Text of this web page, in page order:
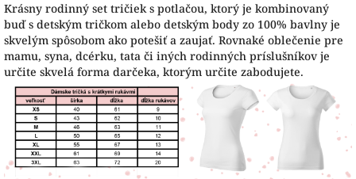
Krásny rodinný set tričiek s potlačou, ktorý je kombinovaný
buď s detským tričkom alebo detským body zo 100% bavlny je
skvelým spôsobom ako potešiť a zaujať. Rovnaké oblečenie pre
mamu, syna, dcérku, tata či iných rodinných príslušníkov je
určite skvelá forma darčeka, ktorým určite zabodujete.